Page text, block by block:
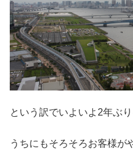
という訳でいよいよ2年ぶ
うちにもそろそろお客様が